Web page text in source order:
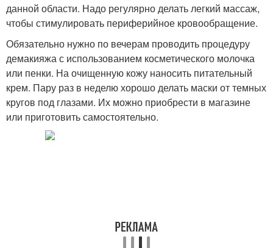
данной области. Надо регулярно делать легкий массаж,
чтобы стимулировать периферийное кровообращение.
Обязательно нужно по вечерам проводить процедуру
демакияжа с использованием косметического молочка
или пенки. На очищенную кожу наносить питательный
крем. Пару раз в неделю хорошо делать маски от темных
кругов под глазами. Их можно приобрести в магазине
или приготовить самостоятельно.